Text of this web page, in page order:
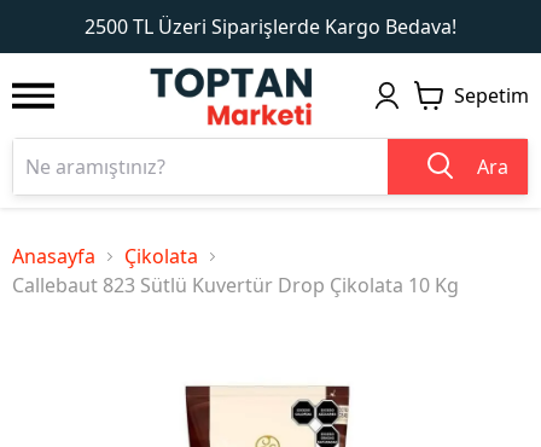
2500 TL Üzeri Siparişlerde Kargo Bedava!
1
Sepetim
Ara
Anasayfa
Çikolata
Callebaut 823 Sütlü Kuvertür Drop Çikolata 10 Kg